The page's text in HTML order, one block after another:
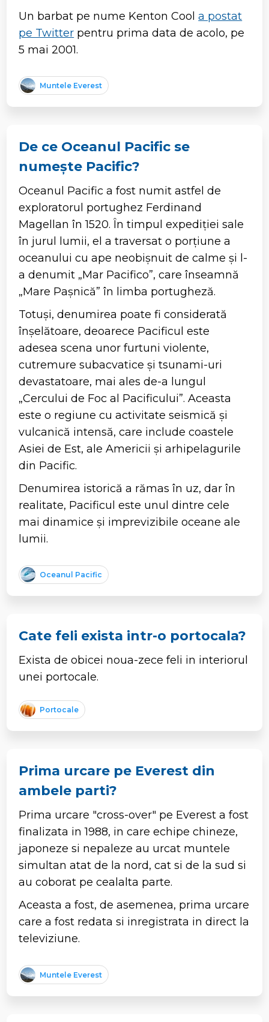
Un barbat pe nume Kenton Coola postat
pe Twitter pentru prima data de acolo, pe
5 mai 2001.
Muntele Everest
De ce Oceanul Pacific se
numește Pacific?
Oceanul Pacific a fost numit astfel de
exploratorul portughez Ferdinand
Magellan în 1520. În timpul expediției sale
în jurul lumii, el a traversat o porțiune a
oceanului cu ape neobișnuit de calme și l-
a denumit „Mar Pacifico”, care înseamnă
„Mare Pașnică” în limba portugheză.
Totuși, denumirea poate fi considerată
înșelătoare, deoarece Pacificul este
adesea scena unor furtuni violente,
cutremure subacvatice și tsunami-uri
devastatoare, mai ales de-a lungul
„Cercului de Foc al Pacificului”. Aceasta
este o regiune cu activitate seismică și
vulcanică intensă, care include coastele
Asiei de Est, ale Americii și arhipelagurile
din Pacific.
Denumirea istorică a rămas în uz, dar în
realitate, Pacificul este unul dintre cele
mai dinamice și imprevizibile oceane ale
lumii.
Oceanul Pacific
Cate feli exista intr-o portocala?
Exista de obicei noua-zece feli in interiorul
unei portocale.
Portocale
Prima urcare pe Everest din
ambele parti?
Prima urcare "cross-over" pe Everest a fost
finalizata in 1988, in care echipe chineze,
japoneze si nepaleze au urcat muntele
simultan atat de la nord, cat si de la sud si
au coborat pe cealalta parte.
Aceasta a fost, de asemenea, prima urcare
care a fost redata si inregistrata in direct la
televiziune.
Muntele Everest